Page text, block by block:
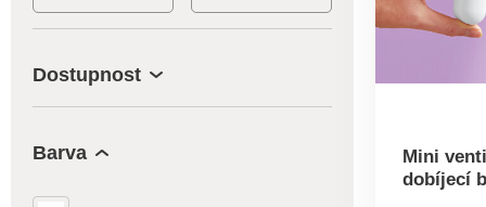
Dostupnost
Barva
nízká
Příkon
Rozměry:
cm •
Mini
dobíjecí